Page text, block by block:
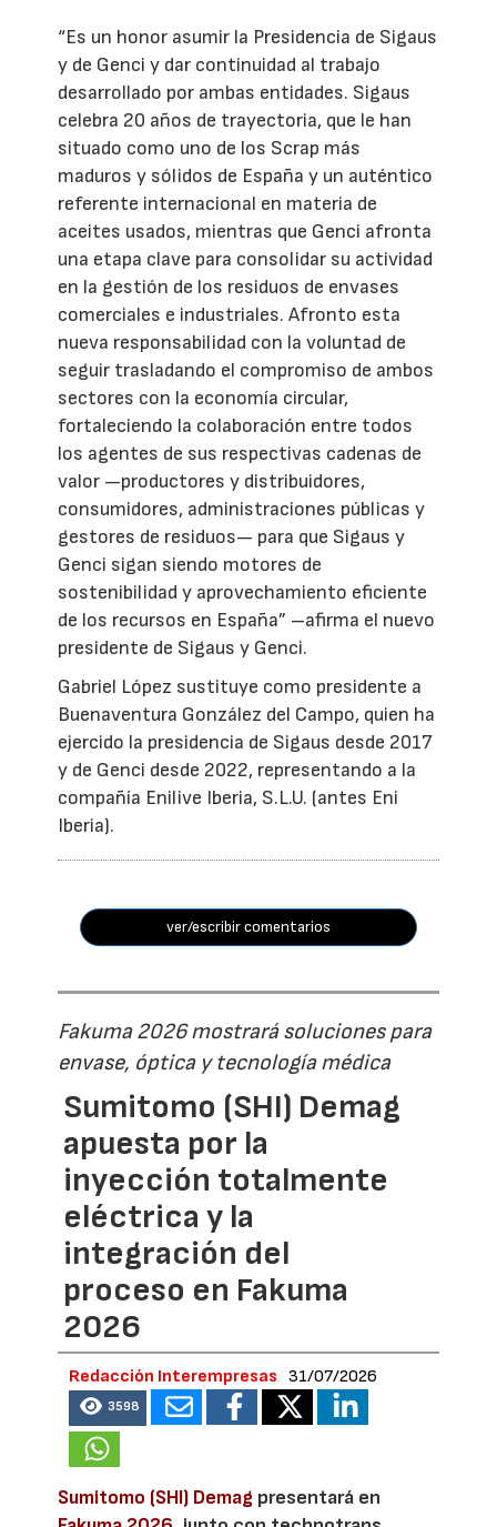
“Es un honor asumir la Presidencia de Sigaus
y de Genci y dar continuidad al trabajo
desarrollado por ambas entidades. Sigaus
celebra 20 años de trayectoria, que le han
situado como uno de los Scrap más
maduros y sólidos de España y un auténtico
referente internacional en materia de
aceites usados, mientras que Genci afronta
una etapa clave para consolidar su actividad
en la gestión de los residuos de envases
comerciales e industriales. Afronto esta
nueva responsabilidad con la voluntad de
seguir trasladando el compromiso de ambos
sectores con la economía circular,
fortaleciendo la colaboración entre todos
los agentes de sus respectivas cadenas de
valor —productores y distribuidores,
consumidores, administraciones públicas y
gestores de residuos— para que Sigaus y
Genci sigan siendo motores de
sostenibilidad y aprovechamiento eficiente
de los recursos en España” –afirma el nuevo
presidente de Sigaus y Genci.
Gabriel López sustituye como presidente a
Buenaventura González del Campo, quien ha
ejercido la presidencia de Sigaus desde 2017
y de Genci desde 2022, representando a la
compañía Enilive Iberia, S.L.U. (antes Eni
Iberia).
ver/escribir comentarios
Fakuma 2026 mostrará soluciones para
envase, óptica y tecnología médica
Sumitomo (SHI) Demag
apuesta por la
inyección totalmente
eléctrica y la
integración del
proceso en Fakuma
2026
Redacción Interempresas 31/07/2026
3598
Sumitomo (SHI) Demag presentará en